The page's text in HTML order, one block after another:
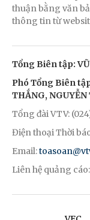
thuận bằng văn
thông tin từ
Tổng Biên tập:
Phó Tổng Biên
THẮNG, NGUYỄN
Tổng đài VTV:
Điện thoại Thời
Email:
Liên hệ quảng